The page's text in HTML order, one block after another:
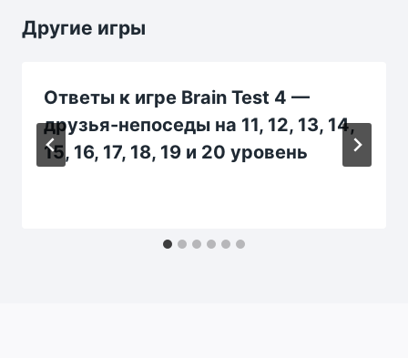
Другие игры
Ответы к игре Brain Test 4 —
друзья-непоседы на 11, 12, 13, 14,
15, 16, 17, 18, 19 и 20 уровень